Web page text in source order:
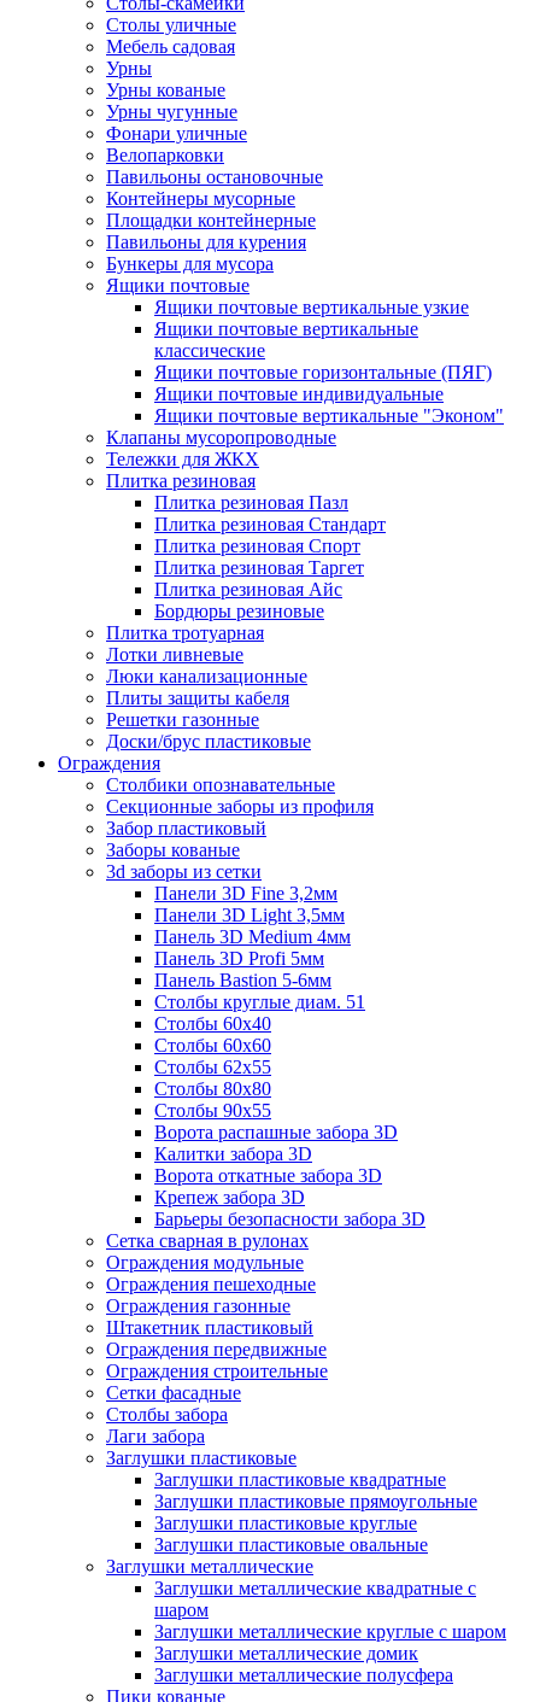
Столы уличные
Мебель садовая
Урны
Урны кованые
Урны чугунные
Фонари уличные
Велопарковки
Павильоны остановочные
Контейнеры мусорные
Площадки контейнерные
Павильоны для курения
Бункеры для мусора
Ящики почтовые
Ящики почтовые вертикальные узкие
Ящики почтовые вертикальные
классические
Ящики почтовые горизонтальные (ПЯГ)
Ящики почтовые индивидуальные
Ящики почтовые вертикальные "Эконом"
Клапаны мусоропроводные
Тележки для ЖКХ
Плитка резиновая
Плитка резиновая Пазл
Плитка резиновая Стандарт
Плитка резиновая Спорт
Плитка резиновая Таргет
Плитка резиновая Айс
Бордюры резиновые
Плитка тротуарная
Лотки ливневые
Люки канализационные
Плиты защиты кабеля
Решетки газонные
Доски/брус пластиковые
Ограждения
Столбики опознавательные
Секционные заборы из профиля
Забор пластиковый
Заборы кованые
3d заборы из сетки
Панели 3D Fine 3,2мм
Панели 3D Light 3,5мм
Панель 3D Medium 4мм
Панель 3D Profi 5мм
Панель Bastion 5-6мм
Столбы круглые диам. 51
Столбы 60х40
Столбы 60х60
Столбы 62х55
Столбы 80х80
Столбы 90х55
Ворота распашные забора 3D
Калитки забора 3D
Ворота откатные забора 3D
Крепеж забора 3D
Барьеры безопасности забора 3D
Сетка сварная в рулонах
Ограждения модульные
Ограждения пешеходные
Ограждения газонные
Штакетник пластиковый
Ограждения передвижные
Ограждения строительные
Сетки фасадные
Столбы забора
Лаги забора
Заглушки пластиковые
Заглушки пластиковые квадратные
Заглушки пластиковые прямоугольные
Заглушки пластиковые круглые
Заглушки пластиковые овальные
Заглушки металлические
Заглушки металлические квадратные с
шаром
Заглушки металлические круглые с шаром
Заглушки металлические домик
Заглушки металлические полусфера
Пики кованые